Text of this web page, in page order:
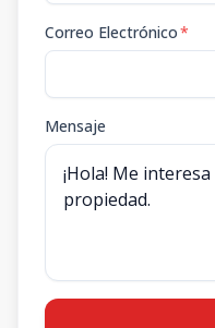
Correo Electrónico*
Mensaje